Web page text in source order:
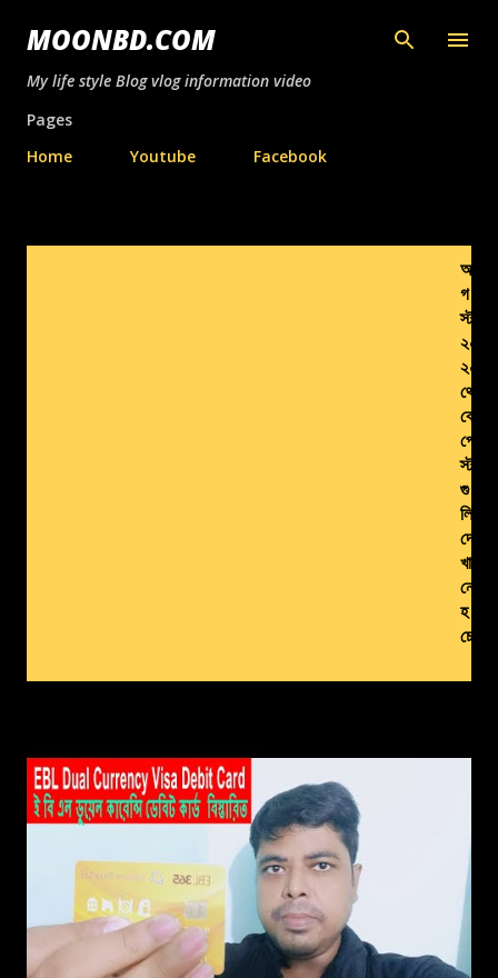
সরাসরি প্রধান সামগ্রীতে চলে যান
MOONBD.COM
My life style Blog vlog information video
Pages
Home
Youtube Facebook
আ
গ
স্ট,
২০
২০
থে
কে
পো
স্ট
গু
লি
দে
খা
নো
হ
চ্ছে